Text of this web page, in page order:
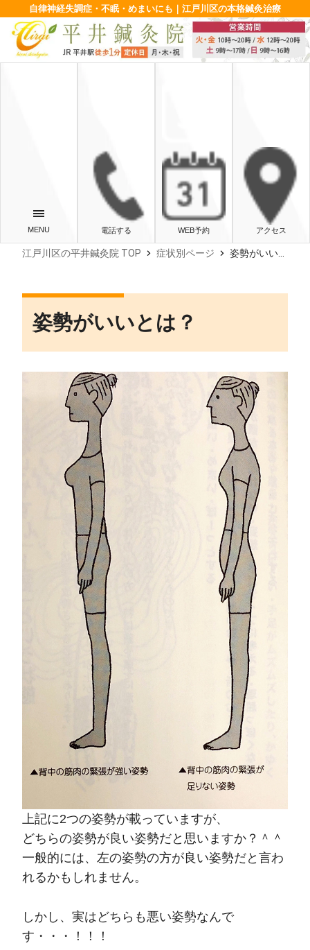
自律神経失調症・不眠・めまいにも｜江戸川区の本格鍼灸治療
電話する WEB予約 アクセス
江戸川区の平井鍼灸院 TOP chevron_right 症状別ページ chevron_right 姿勢がいいとは？
姿勢がいいとは？
上記に2つの姿勢が載っていますが、
どちらの姿勢が良い姿勢だと思いますか？＾＾
一般的には、左の姿勢の方が良い姿勢だと言わ
れるかもしれません。
しかし、実はどちらも悪い姿勢なんで
す・・・！！！